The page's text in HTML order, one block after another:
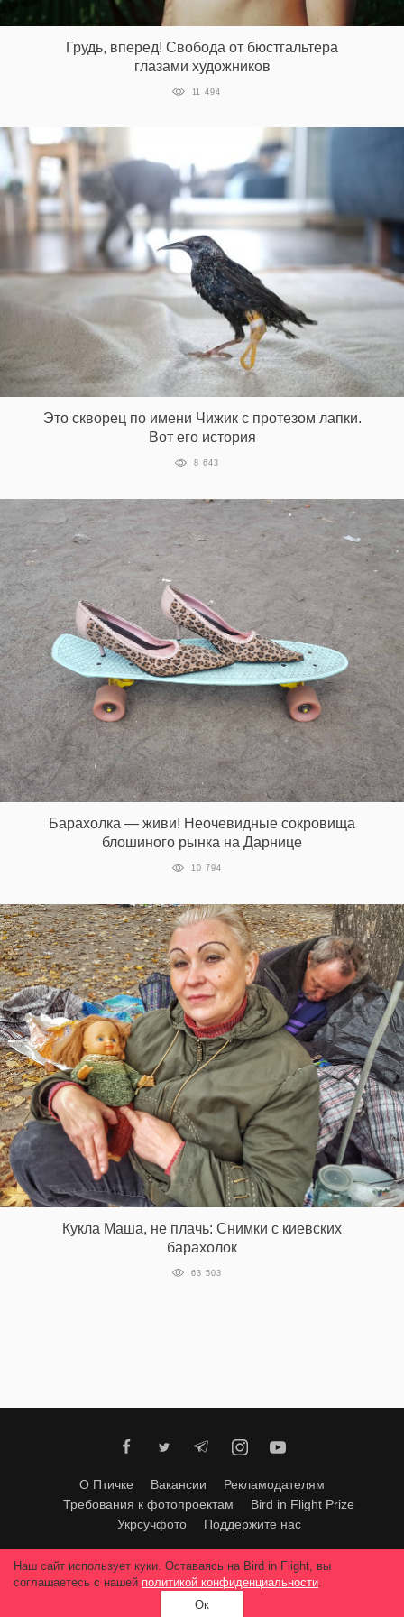
Грудь, вперед! Свобода от бюстгальтера
глазами художников
11 494
Это скворец по имени Чижик с протезом лапки.
Вот его история
8 643
Барахолка — живи! Неочевидные сокровища
блошиного рынка на Дарнице
10 794
Кукла Маша, не плачь: Снимки с киевских
барахолок
63 503
О Птичке Вакансии
Рекламодателям
Требования к фотопроектам
Bird in Flight Prize
Укрсучфото
Поддержите нас
Любое использование материалов допускается только с согласия
редакции.© 2026, Bird In Flight.
Все права защищены.
Наш сайт использует куки. Оставаясь на Bird in Flight, вы
соглашаетесь с нашей политикой конфиденциальности.
Ок